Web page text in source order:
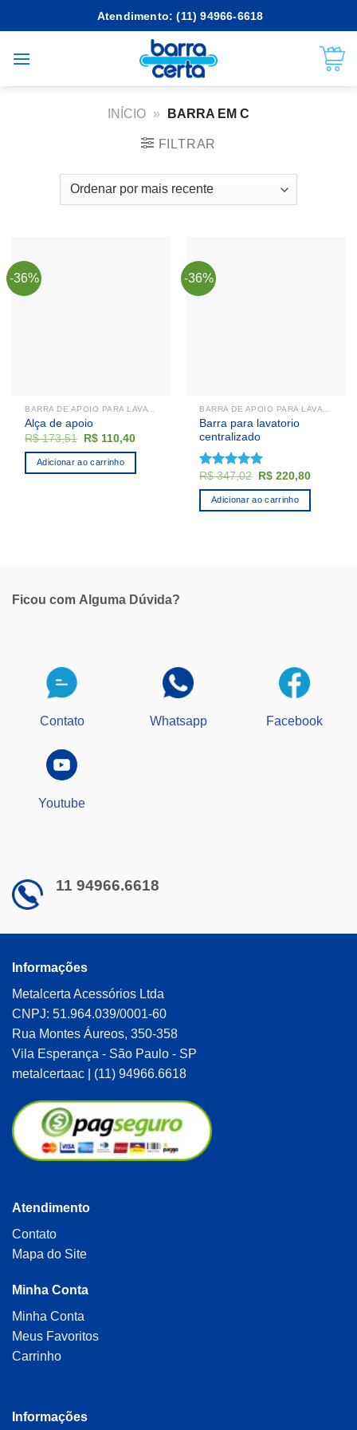
to
Atendimento: (11) 94966-6618
INÍCIO » BARRA EM C
FILTRAR
-36%
Alça de apoio
R$173,51 O
original
era:
R$ 110,40O
Adicionar ao carrinho
-36%
Barra para lavatorio
centralizado
Avaliação
5.00de 5
R$347,02 O
original
era:
R$ 220,80O
Adicionar ao carrinho
Ficou com Alguma Dúvida?
Contato Whatsapp Facebook
Youtube
11 94966.6618
Informações
Metalcerta Acessórios Ltda
CNPJ: 51.964.039/0001-60
Rua Montes Áureos, 350-358
Vila Esperança - São Paulo - SP
metalcertaac | (11) 94966.6618
Atendimento
Contato
Mapa do Site
Minha Conta
Minha Conta
Meus Favoritos
Carrinho
Informações